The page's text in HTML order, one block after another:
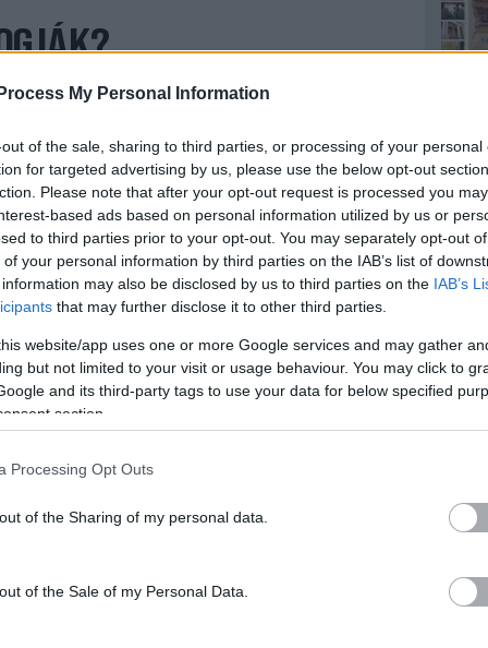
My Personal Information
of the sale, sharing to third parties, or processing of your personal
for targeted advertising by us, please use the below opt-out
Please note that after your opt-out request is processed you may
based ads based on personal information utilized by us or
to third parties prior to your opt-out. You may separately opt-out
your personal information by third parties on the IAB’s list of
may also be disclosed by us to third parties on the IAB’s
that may further disclose it to other third parties.
website/app uses one or more Google services and may gather
but not limited to your visit or usage behaviour. You may click to
and its third-party tags to use your data for below specified
section.
Processing Opt Outs
of the Sharing of my personal data.
of the Sale of my Personal Data.
hegység nemcsak hazánk, de
is előkelő helyen áll. A Dunakanyar
sokak szerint a világ egyik legszebb
erdők, a különleges geológiai
helyütt még ma is érintetlen.